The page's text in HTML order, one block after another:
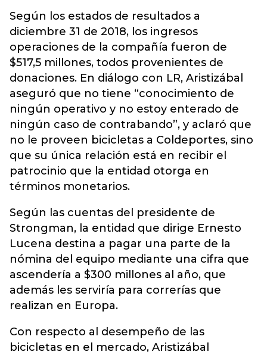
Según los estados de resultados a
diciembre 31 de 2018, los ingresos
operaciones de la compañía fueron de
$517,5 millones, todos provenientes de
donaciones. En diálogo con LR, Aristizábal
aseguró que no tiene “conocimiento de
ningún operativo y no estoy enterado de
ningún caso de contrabando”, y aclaró que
no le proveen bicicletas a Coldeportes, sino
que su única relación está en recibir el
patrocinio que la entidad otorga en
términos monetarios.
Según las cuentas del presidente de
Strongman, la entidad que dirige Ernesto
Lucena destina a pagar una parte de la
nómina del equipo mediante una cifra que
ascendería a $300 millones al año, que
además les serviría para correrías que
realizan en Europa.
Con respecto al desempeño de las
bicicletas en el mercado, Aristizábal